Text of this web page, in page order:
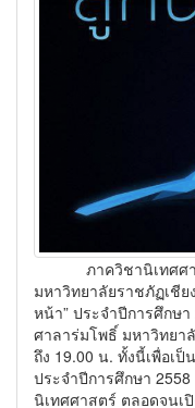
ภาควิชานิเทศศาส
มหาวิทยาลัยราชภัฏเชี
หน้า” ประจำปีการศึกษ
ศาลาร่มโพธิ์ มหาวิทยา
ถึง 19.00 น. ทั้งนี้เพื่อเ
ประจำปีการศึกษา
นิเทศศาสตร์ ตลอดจนเ